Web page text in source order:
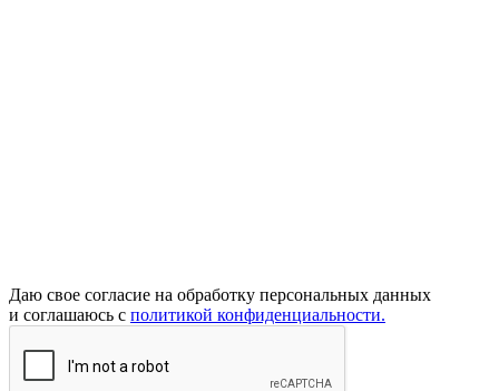
Даю свое согласие на обработку персональных данных
и соглашаюсь с политикой конфиденциальности.